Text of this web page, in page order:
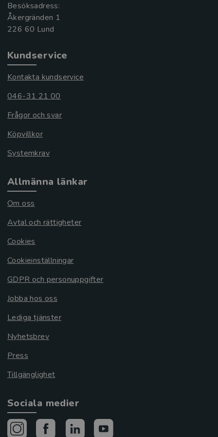
Besöksadress:
Åkergränden 1
Kundservice
Kontakta kundservice
046-31 21 00
Frågor och svar
Köpvillkor
Systemkrav
Allmänna länkar
Om oss
Avtal och rättigheter
Cookies
Cookieinställningar
GDPR och personuppgifter
Jobba hos oss
Lediga tjänster
Nyhetsbrev
Press
Tillgänglighet
Sociala medier